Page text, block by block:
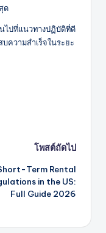
ด
ไปที่แนวทางปฏิบัติที่ดี
ความสำเร็จในระยะ
โพสต์ถัดไป
Term Rental
in the US:
Full Guide 2026